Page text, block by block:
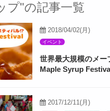
プ"の記事一覧
2018/04/02(月)
イベント
世界最大規模のメ
Maple Syrup
2017/12/11(月)